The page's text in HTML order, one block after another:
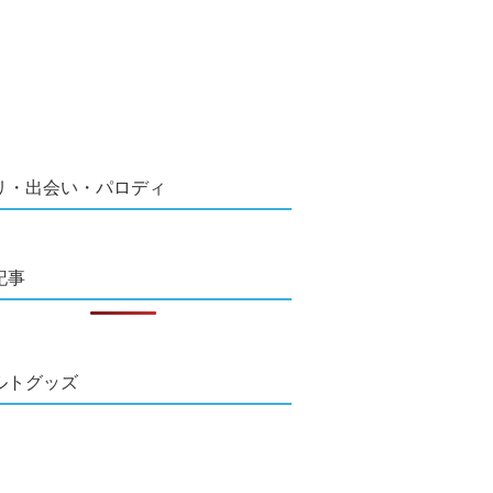
・出会い・パロディ
事
トグッズ